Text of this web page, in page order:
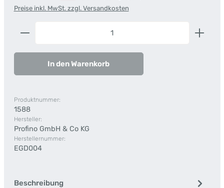
Preise inkl. MwSt. zzgl. Versandkosten
Produkt Anzahl: Gib den gewünschten Wert ein
In den Warenkorb
Produktnummer:
1588
Hersteller:
Profino GmbH & Co KG
Herstellernummer:
EGD004
Beschreibung